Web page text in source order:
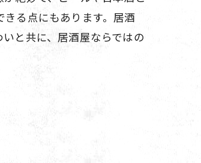
る点にもあります。居酒
と共に、居酒屋ならではの